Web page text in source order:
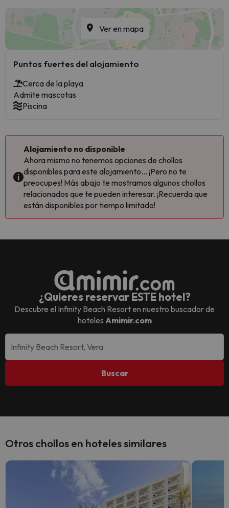
Ver en mapa
Puntos fuertes del alojamiento
Cerca de la playa
Admite mascotas
Piscina
Alojamiento no disponible
Ahora mismo no tenemos opciones de chollos
disponibles para este alojamiento... ¡Pero no te
preocupes! Más abajo te mostramos algunos chollos
relacionados que te pueden interesar. ¡Recuerda que
están disponibles por tiempo limitado!
¿Quieres reservar ESTE hotel?
Descubre el Infinity Beach Resorten nuestro buscador de
hoteles Amimir.com
Buscar
Otros chollos en hoteles similares